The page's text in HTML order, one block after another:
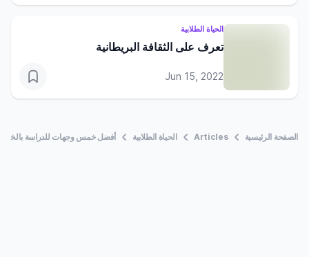
الحياة الطلابية
تعرف على الثقافة البريطانية
Jun 15, 2022
الصفحة الرئيسية Articles الحياة الطلابية أفضل خمس وجهات للدراسة بالخارج